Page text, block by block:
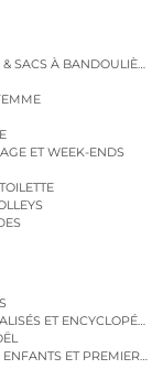
SACS À BANDOULIÈRE
ET WEEK-ENDS
ET
ET PREMIERS